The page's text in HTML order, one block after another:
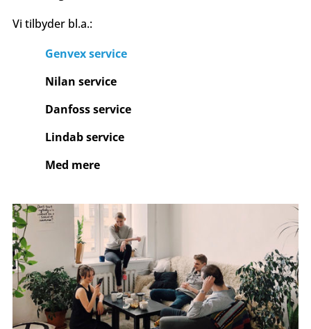
Vi tilbyder bl.a.:
Genvex service
Nilan service
Danfoss service
Lindab service
Med mere